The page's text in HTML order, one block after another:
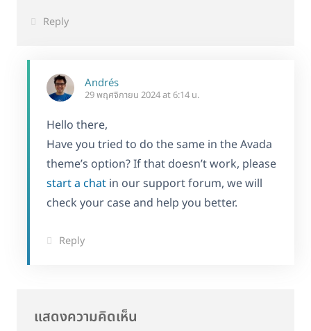
Reply
Andrés
29 พฤศจิกายน 2024 at 6:14 น.
Hello there,
Have you tried to do the same in the Avada
theme’s option? If that doesn’t work, please
start a chat in our support forum, we will
check your case and help you better.
Reply
แสดงความคิดเห็น